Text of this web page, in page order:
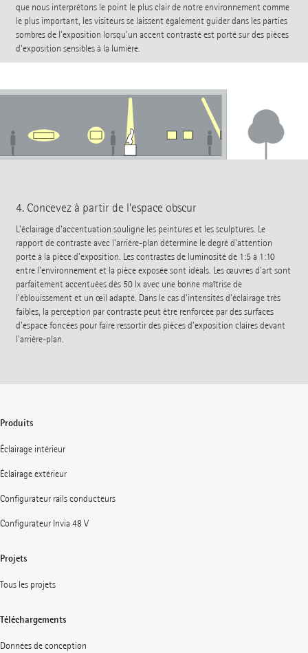
que nous interprétons le point le plus clair de notre environnement comme
le plus important, les visiteurs se laissent également guider dans les parties
sombres de l'exposition lorsqu'un accent contrasté est porté sur des pièces
d'exposition sensibles à la lumière.
4. Concevez à partir de l'espace obscur
L'éclairage d'accentuation souligne les peintures et les sculptures. Le
rapport de contraste avec l'arrière-plan détermine le degré d'attention
porté à la pièce d'exposition. Les contrastes de luminosité de 1:5 à 1:10
entre l'environnement et la pièce exposée sont idéals. Les œuvres d'art sont
parfaitement accentuées dès 50 lx avec une bonne maîtrise de
l'éblouissement et un œil adapté. Dans le cas d'intensités d'éclairage très
faibles, la perception par contraste peut être renforcée par des surfaces
d'espace foncées pour faire ressortir des pièces d'exposition claires devant
l'arrière-plan.
Produits
Éclairage intérieur
Éclairage extérieur
Configurateur rails conducteurs
Configurateur Invia 48 V
Projets
Tous les projets
Téléchargements
Données de conception